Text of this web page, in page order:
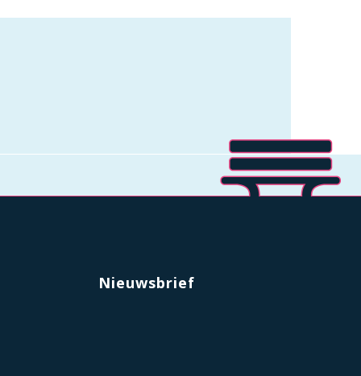
Nieuwsbrief